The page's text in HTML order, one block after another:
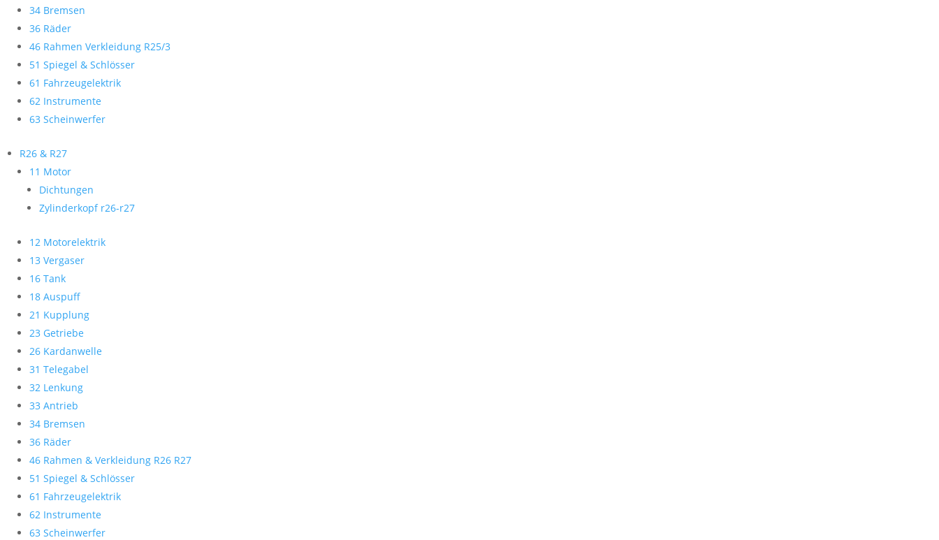
34 Bremsen
36 Räder
46 Rahmen Verkleidung R25/3
51 Spiegel & Schlösser
61 Fahrzeugelektrik
62 Instrumente
63 Scheinwerfer
R26 & R27
11 Motor
Dichtungen
Zylinderkopf r26-r27
12 Motorelektrik
13 Vergaser
16 Tank
18 Auspuff
21 Kupplung
23 Getriebe
26 Kardanwelle
31 Telegabel
32 Lenkung
33 Antrieb
34 Bremsen
36 Räder
46 Rahmen & Verkleidung R26 R27
51 Spiegel & Schlösser
61 Fahrzeugelektrik
62 Instrumente
63 Scheinwerfer